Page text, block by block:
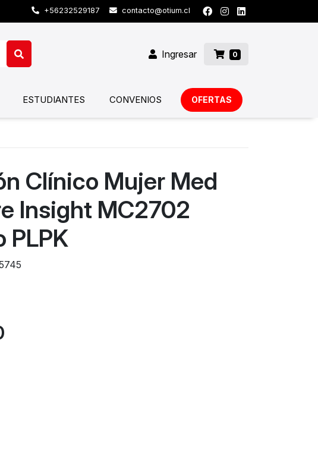
+56232529187 contacto@otium.cl
Ingresar 0
ESTUDIANTES CONVENIOS OFERTAS
Clínico Mujer Med
Insight MC2702
PLPK